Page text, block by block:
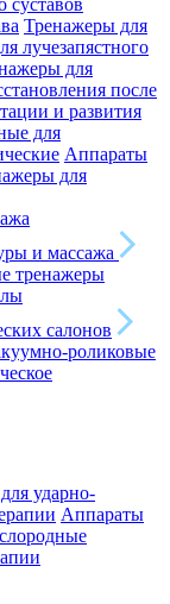
суставов
Тренажеры для
лучезапястного
для
после
и развития
для
Аппараты
для
и массажа
тренажеры
салонов
роликовые
ударно-
Аппараты